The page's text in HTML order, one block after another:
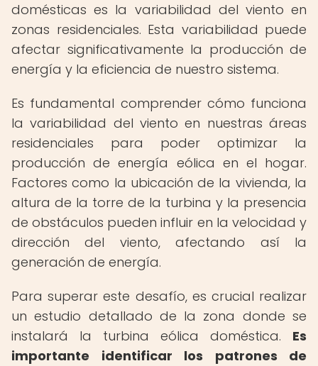
domésticas es la variabilidad del viento en
zonas residenciales. Esta variabilidad puede
afectar significativamente la producción de
energía y la eficiencia de nuestro sistema.
Es fundamental comprender cómo funciona
la variabilidad del viento en nuestras áreas
residenciales para poder optimizar la
producción de energía eólica en el hogar.
Factores como la ubicación de la vivienda, la
altura de la torre de la turbina y la presencia
de obstáculos pueden influir en la velocidad y
dirección del viento, afectando así la
generación de energía.
Para superar este desafío, es crucial realizar
un estudio detallado de la zona donde se
instalará la turbina eólica doméstica. Es
importante identificar los patrones de